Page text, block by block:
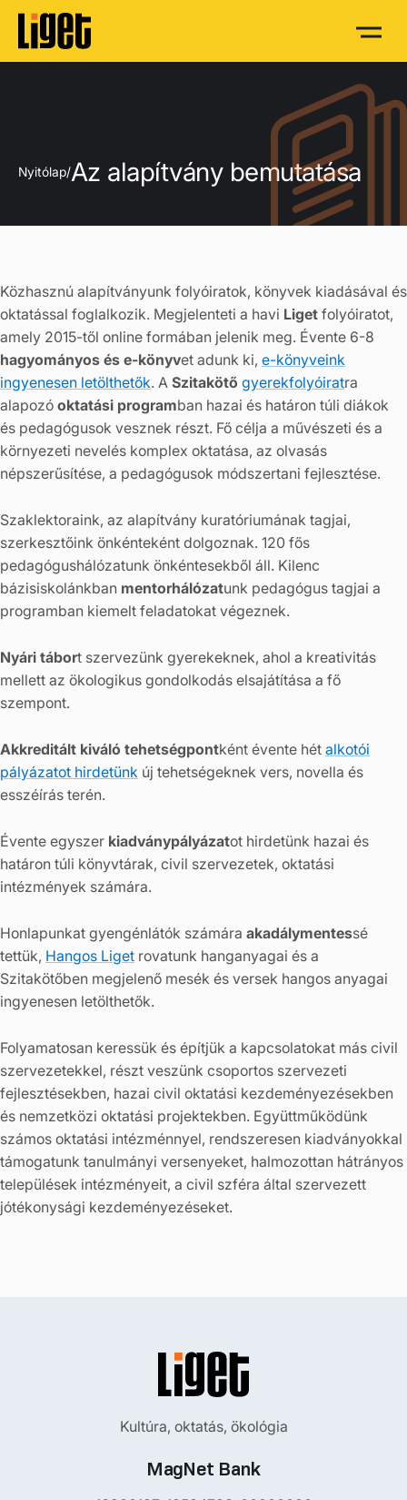
Nyitólap/Az alapítvány bemutatása
Közhasznú alapítványunk folyóiratok, könyvek kiadásával és
oktatással foglalkozik. Megjelenteti a havi Liget folyóiratot,
amely 2015-től online formában jelenik meg. Évente 6-8
hagyományos és e-könyvet adunk ki, e-könyveink
ingyenesen letölthetők. A Szitakötő gyerekfolyóiratra
alapozó oktatási programban hazai és határon túli diákok
és pedagógusok vesznek részt. Fő célja a művészeti és a
környezeti nevelés komplex oktatása, az olvasás
népszerűsítése, a pedagógusok módszertani fejlesztése.
Szaklektoraink, az alapítvány kuratóriumának tagjai,
szerkesztőink önkénteként dolgoznak. 120 fős
pedagógushálózatunk önkéntesekből áll. Kilenc
bázisiskolánkban mentorhálózatunk pedagógus tagjai a
programban kiemelt feladatokat végeznek.
Nyári tábort szervezünk gyerekeknek, ahol a kreativitás
mellett az ökologikus gondolkodás elsajátítása a fő
szempont.
Akkreditált kiváló tehetségpontként évente hét alkotói
pályázatot hirdetünk új tehetségeknek vers, novella és
esszéírás terén.
Évente egyszer kiadványpályázatot hirdetünk hazai és
határon túli könyvtárak, civil szervezetek, oktatási
intézmények számára.
Honlapunkat gyengénlátók számára akadálymentessé
tettük, Hangos Liget rovatunk hanganyagai és a
Szitakötőben megjelenő mesék és versek hangos anyagai
ingyenesen letölthetők.
Folyamatosan keressük és építjük a kapcsolatokat más civil
szervezetekkel, részt veszünk csoportos szervezeti
fejlesztésekben, hazai civil oktatási kezdeményezésekben
és nemzetközi oktatási projektekben. Együttműködünk
számos oktatási intézménnyel, rendszeresen kiadványokkal
támogatunk tanulmányi versenyeket, halmozottan hátrányos
települések intézményeit, a civil szféra által szervezett
jótékonysági kezdeményezéseket.
Kultúra, oktatás, ökológia
MagNet Bank